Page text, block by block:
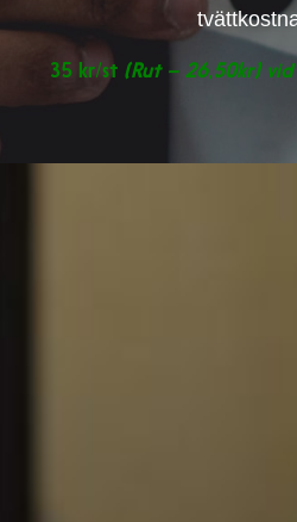
35 kr/st (Rut – 26,50kr)